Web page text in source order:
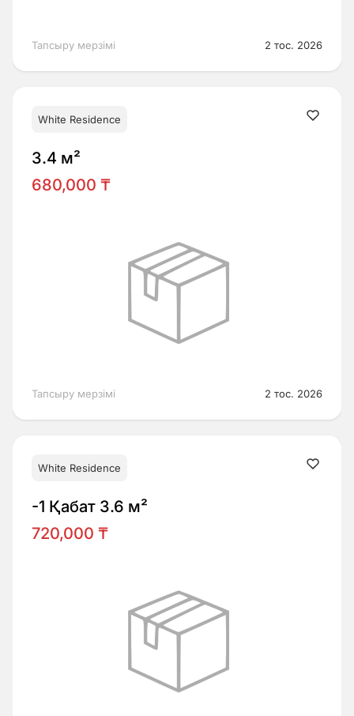
Тапсыру мерзімі 2 тос. 2026
White Residence
3.4 м²
680,000 ₸
Тапсыру мерзімі 2 тос. 2026
White Residence
-1 Қабат 3.6 м²
720,000 ₸